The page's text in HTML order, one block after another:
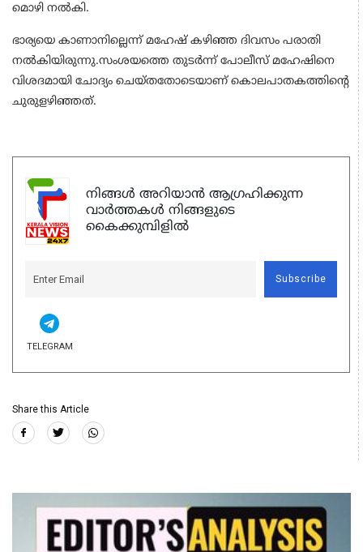
മൊഴി നൽകി.
ഭാര്യയെ കാണാനില്ലെന്ന് മഹേഷ് കഴിഞ്ഞ ദിവസം പരാതി
നൽകിയിരുന്നു.സംശയത്തെ തുടർന്ന് പോലീസ് മഹേഷിനെ
വിശദമായി ചോദ്യം ചെയ്തതോടെയാണ് കൊലപാതകത്തിന്റെ
ചുരുളഴിഞ്ഞത്.
നിങ്ങൾ അറിയാൻ ആഗ്രഹിക്കുന്ന
വാർത്തകൾ നിങ്ങളുടെ
കൈക്കുമ്പിളിൽ
Subscribe
TELEGRAM
Share this Article